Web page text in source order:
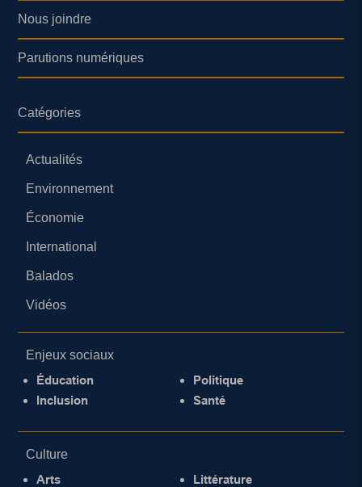
Nous joindre
Parutions numériques
Catégories
Actualités
Environnement
Économie
International
Balados
Vidéos
Enjeux sociaux
Éducation
Inclusion
Politique
Santé
Culture
Arts
Littérature